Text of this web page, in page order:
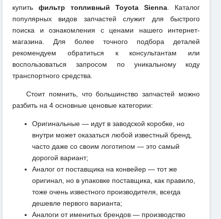
купить фильтр топливный Toyota Sienna . Каталог
популярных видов запчастей служит для быстрого
поиска и ознакомления с ценами нашего интернет-
магазина. Для более точного подбора деталей
рекомендуем обратиться к консультантам или
воспользоваться запросом по уникальному коду
транспортного средства.
Стоит помнить, что большинство запчастей можно
разбить на 4 основные ценовые категории:
Оригинальные — идут в заводской коробке, но
внутри может оказаться любой известный бренд,
часто даже со своим логотипом — это самый
дорогой вариант;
Аналог от поставщика на конвейер — тот же
оригинал, но в упаковке поставщика, как правило,
тоже очень известного производителя, всегда
дешевле первого варианта;
Аналоги от именитых брендов — производство